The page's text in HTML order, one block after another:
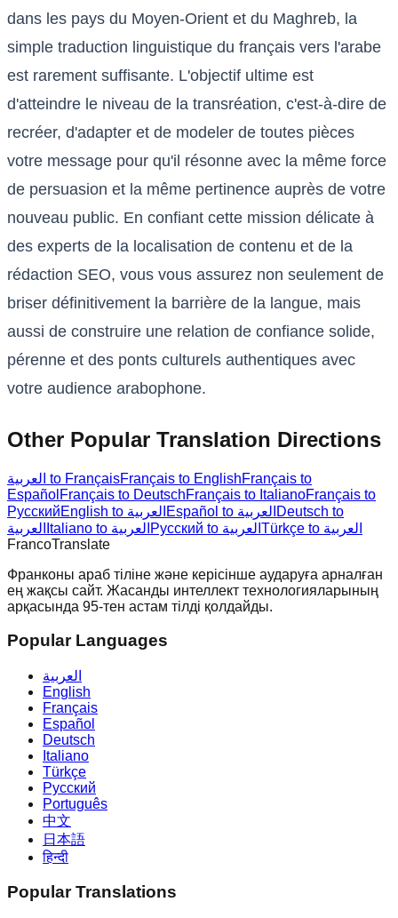
dans les pays du Moyen-Orient et du Maghreb, la
simple traduction linguistique du français vers l'arabe
est rarement suffisante. L'objectif ultime est
d'atteindre le niveau de la transréation, c'est-à-dire de
recréer, d'adapter et de modeler de toutes pièces
votre message pour qu'il résonne avec la même force
de persuasion et la même pertinence auprès de votre
nouveau public. En confiant cette mission délicate à
des experts de la localisation de contenu et de la
rédaction SEO, vous vous assurez non seulement de
briser définitivement la barrière de la langue, mais
aussi de construire une relation de confiance solide,
pérenne et des ponts culturels authentiques avec
votre audience arabophone.
Other Popular Translation Directions
العربية to FrançaisFrançais to EnglishFrançais to
Español Français to DeutschFrançais to ItalianoFrançais to
Русский
English to العربية Español to العربية Deutsch to
العربية
Italiano to العربية Русский to العربية
Türkçe to العربية
FrancoTranslate
Франконы араб тіліне және керісінше аударуға арналған
ең жақсы сайт. Жасанды интеллект технологияларының
арқасында 95-тен астам тілді қолдайды.
Popular Languages
العربية
English
Français
Español
Deutsch
Italiano
Türkçe
Русский
Português
中文
日本語
हिन्दी
Popular Translations